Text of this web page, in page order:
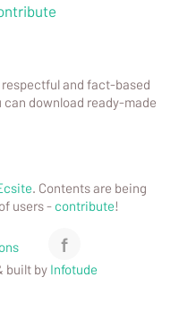
respectful and fact-based
download ready-made
. Contents are being
users - contribute!
f
built by Infotude